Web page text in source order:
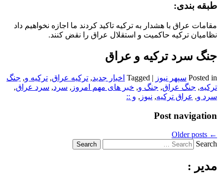
طبقه بندی:
مقامات عراق با هشدار به ترکیه تاکید کردند ما اجازه نخواهیم داد
نظامیان ترکیه حاکمیت و استقلال عراق را نقض کنند.
جنگ سرد ترکیه و عراق
Posted in سپهر نیوز |
Tagged اخبار جدید, ترکیه عراق, ترکیه و, جنگ
ترکیه, جنگ عراق, جنگ و, خبر های مهم امروز , سرد, سرد عراق,
سرد و, عراق ترکیه, نیوز , و ::
Post navigation
←
Search
مدیر :